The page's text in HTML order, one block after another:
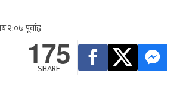
पूर्वाह्न
175
SHARE